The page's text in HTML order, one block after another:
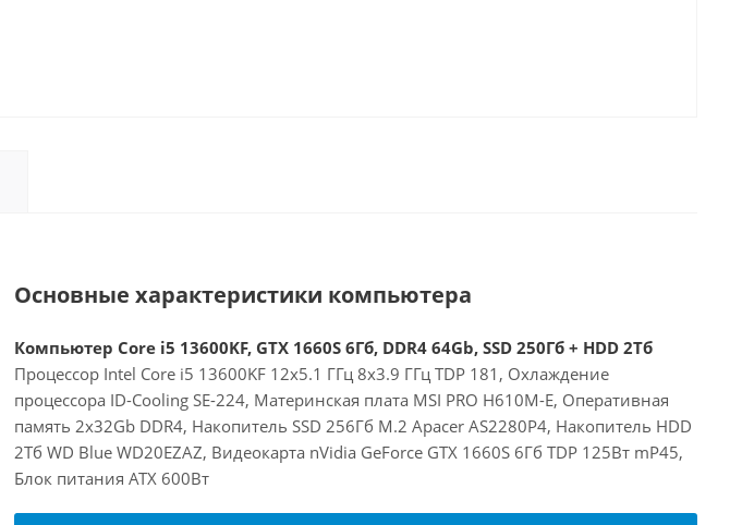
Основные характеристики компьютера
Компьютер Core i5 13600KF, GTX 1660S 6Гб, DDR4 64Gb, SSD 250Гб + HDD 2Тб
Процессор Intel Core i5 13600KF 12x5.1 ГГц 8x3.9 ГГц TDP 181, Охлаждение
процессора ID-Cooling SE-224, Материнская плата MSI PRO H610M-E, Оперативная
память 2x32Gb DDR4, Накопитель SSD 256Гб M.2 Apacer AS2280P4, Накопитель HDD
2Тб WD Blue WD20EZAZ, Видеокарта nVidia GeForce GTX 1660S 6Гб TDP 125Вт mP45,
Блок питания ATX 600Вт